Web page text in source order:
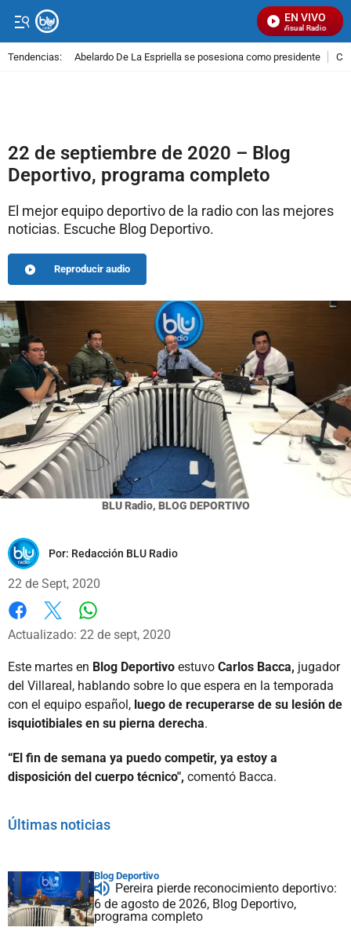
EN VIVO
Señal Visual Radio
Tendencias: Abelardo De La Espriella se posesiona como presidente
22 de septiembre de 2020 – Blog
Deportivo, programa completo
El mejor equipo deportivo de la radio con las mejores
noticias. Escuche Blog Deportivo.
Reproducir audio
BLU Radio, BLOG DEPORTIVO
Por: Redacción BLU Radio
22 de Sept, 2020
Facebook
X
Actualizado: 22 de sept, 2020
Este martes en Blog Deportivo estuvo Carlos Bacca, jugador
del Villareal, hablando sobre lo que espera en la temporada
con el equipo español, luego de recuperarse de su lesión de
isquiotibiales en su pierna derecha.
“El fin de semana ya puedo competir, ya estoy a
disposición del cuerpo técnico", comentó Bacca.
Últimas noticias
Blog Deportivo
Pereira pierde reconocimiento deportivo:
6 de agosto de 2026, Blog Deportivo,
programa completo